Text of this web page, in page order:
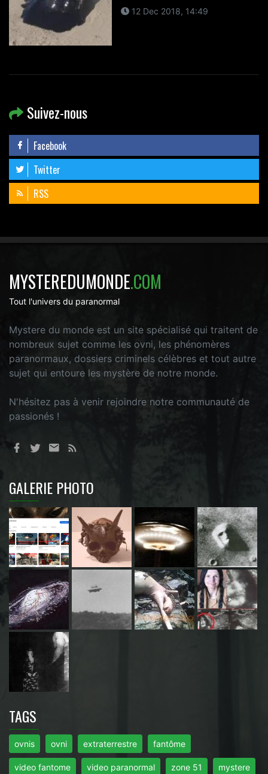
12 Dec 2018, 14:49
Suivez-nous
Facebook
Twitter
RSS
MYSTEREDUMONDE.COM
Tout l'univers du paranormal
Mystere du monde est un site spécialisé qui traitent de
nombreux sujet comme les ovni, les phénomères
paranormaux, dossiers criminels célèbres et tout autre
sujet qui entoure les mystère de notre monde.
N'hésitez pas à venir rejoindre notre communauté de
passionés !
GALERIE PHOTO
TAGS
ovnis ovni extraterrestre fantôme
video fantome video paranormal zone 51 mystere